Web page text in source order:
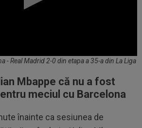
- Real Madrid 2-0 din etapa a 35-a din La Liga
Mbappe că nu a fost
meciul cu Barcelona
înainte ca sesiunea de